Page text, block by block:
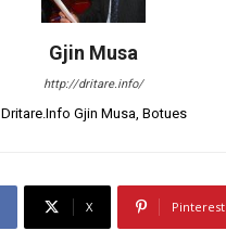
Gjin Musa
http://dritare.info/
Dritare.Info Gjin Musa, Botues
X Pinterest